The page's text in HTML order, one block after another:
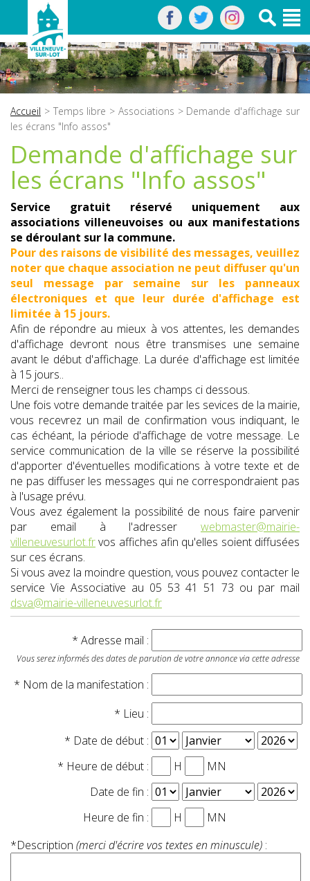
Accueil > Temps libre > Associations > Demande d'affichage sur
les écrans "Info assos"
Demande d'affichage sur
les écrans "Info assos"
Service gratuit réservé uniquement aux
associations villeneuvoises ou aux manifestations
se déroulant sur la commune.
Pour des raisons de visibilité des messages, veuillez
noter que chaque association ne peut diffuser qu'un
seul message par semaine sur les panneaux
électroniques et que leur durée d'affichage est
limitée à 15 jours.
Afin de répondre au mieux à vos attentes, les demandes
d'affichage devront nous être transmises une semaine
avant le début d'affichage. La durée d'affichage est limitée
à 15 jours..
Merci de renseigner tous les champs ci dessous.
Une fois votre demande traitée par les sevices de la mairie,
vous recevrez un mail de confirmation vous indiquant, le
cas échéant, la période d'affichage de votre message. Le
service communication de la ville se réserve la possibilité
d'apporter d'éventuelles modifications à votre texte et de
ne pas diffuser les messages qui ne correspondraient pas
à l'usage prévu.
Vous avez également la possibilité de nous faire parvenir
par email à l'adresser webmaster@mairie-
villeneuvesurlot.frvos affiches afin qu'elles soient diffusées
sur ces écrans.
Si vous avez la moindre question, vous pouvez contacter le
service Vie Associative au 05 53 41 51 73 ou par mail
dsva@mairie-villeneuvesurlot.fr
* Adresse mail :
Vous serez informés des dates de parution de votre annonce via cette adresse
* Nom de la manifestation :
* Lieu :
* Date de début :
* Heure de début :
H
MN
Date de fin :
Heure de fin :
H
MN
*Description (merci d'écrire vos textes en minuscule) :